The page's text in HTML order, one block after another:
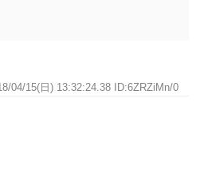
04/15(日) 13:32:24.38 ID:6ZRZiMn/0